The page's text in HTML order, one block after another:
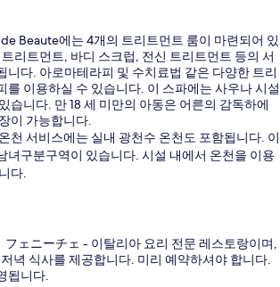
Beaute에는 4개의 트리트먼트 룸이 마련되어 있
리트먼트, 바디 스크럽, 전신 트리트먼트 등의 서
니다. 아로마테라피 및 수치료법 같은 다양한 트리
를 이용하실 수 있습니다. 이 스파에는 사우나 시설
습니다. 만 18 세 미만의 아동은 어른의 감독하에
이 가능합니다.
천 서비스에는 실내 광천수 온천도 포함됩니다. 이
녀구분구역이 있습니다. 시설 내에서 온천을 이용
다.
ェニーチェ - 이탈리아 요리 전문 레스토랑이며,
녁 식사를 제공합니다. 미리 예약하셔야 합니다.
됩니다.